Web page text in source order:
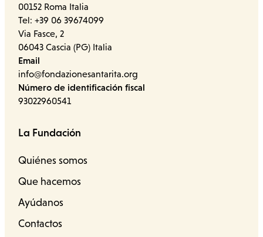
00152 Roma Italia
Tel: +39 06 39674099
Via Fasce, 2
06043 Cascia (PG) Italia
Email
info@fondazionesantarita.org
Número de identificación fiscal
93022960541
La Fundación
Quiénes somos
Que hacemos
Ayúdanos
Contactos